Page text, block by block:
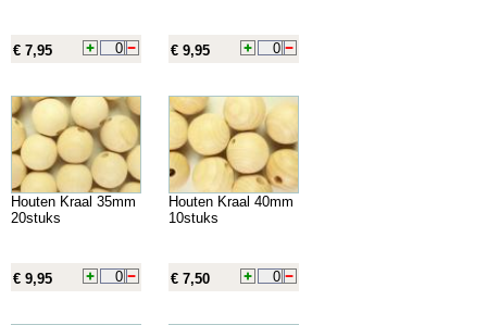
€ 7,95 € 9,95
Houten Kraal 35mm
20stuks
€ 9,95
Houten Kraal 40mm
10stuks
€ 7,50